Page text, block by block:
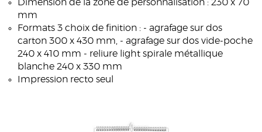
Dimension de la zone de personnalisation : 230 x 70
mm
Formats 3 choix de finition : - agrafage sur dos
carton 300 x 430 mm, - agrafage sur dos vide-poche
240 x 410 mm - reliure light spirale métallique
blanche 240 x 330 mm
Impression recto seul